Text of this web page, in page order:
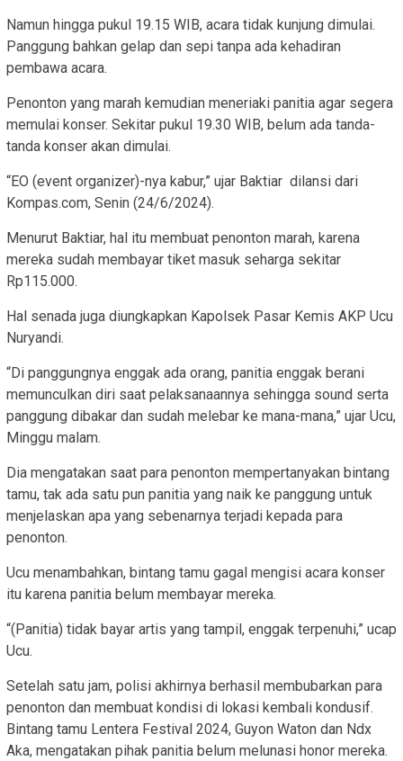
Namun hingga pukul 19.15 WIB, acara tidak kunjung dimulai.
Panggung bahkan gelap dan sepi tanpa ada kehadiran
pembawa acara.
Penonton yang marah kemudian meneriaki panitia agar segera
memulai konser. Sekitar pukul 19.30 WIB, belum ada tanda-
tanda konser akan dimulai.
“EO (event organizer)-nya kabur,” ujar Baktiar dilansi dari
Kompas.com, Senin (24/6/2024).
Menurut Baktiar, hal itu membuat penonton marah, karena
mereka sudah membayar tiket masuk seharga sekitar
Rp115.000.
Hal senada juga diungkapkan Kapolsek Pasar Kemis AKP Ucu
Nuryandi.
“Di panggungnya enggak ada orang, panitia enggak berani
memunculkan diri saat pelaksanaannya sehingga sound serta
panggung dibakar dan sudah melebar ke mana-mana,” ujar Ucu,
Minggu malam.
Dia mengatakan saat para penonton mempertanyakan bintang
tamu, tak ada satu pun panitia yang naik ke panggung untuk
menjelaskan apa yang sebenarnya terjadi kepada para
penonton.
Ucu menambahkan, bintang tamu gagal mengisi acara konser
itu karena panitia belum membayar mereka.
“(Panitia) tidak bayar artis yang tampil, enggak terpenuhi,” ucap
Ucu.
Setelah satu jam, polisi akhirnya berhasil membubarkan para
penonton dan membuat kondisi di lokasi kembali kondusif.
Bintang tamu Lentera Festival 2024, Guyon Waton dan Ndx
Aka, mengatakan pihak panitia belum melunasi honor mereka.